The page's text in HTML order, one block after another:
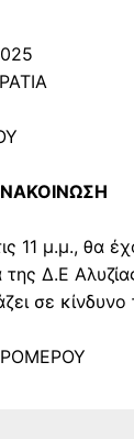
11 μ.μ., θα
Δ.Ε
σε